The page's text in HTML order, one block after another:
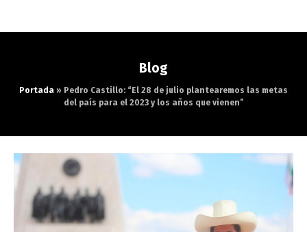
Blog
Portada » Pedro Castillo: “El 28 de julio plantearemos las metas
del país para el 2023 y los años que vienen”